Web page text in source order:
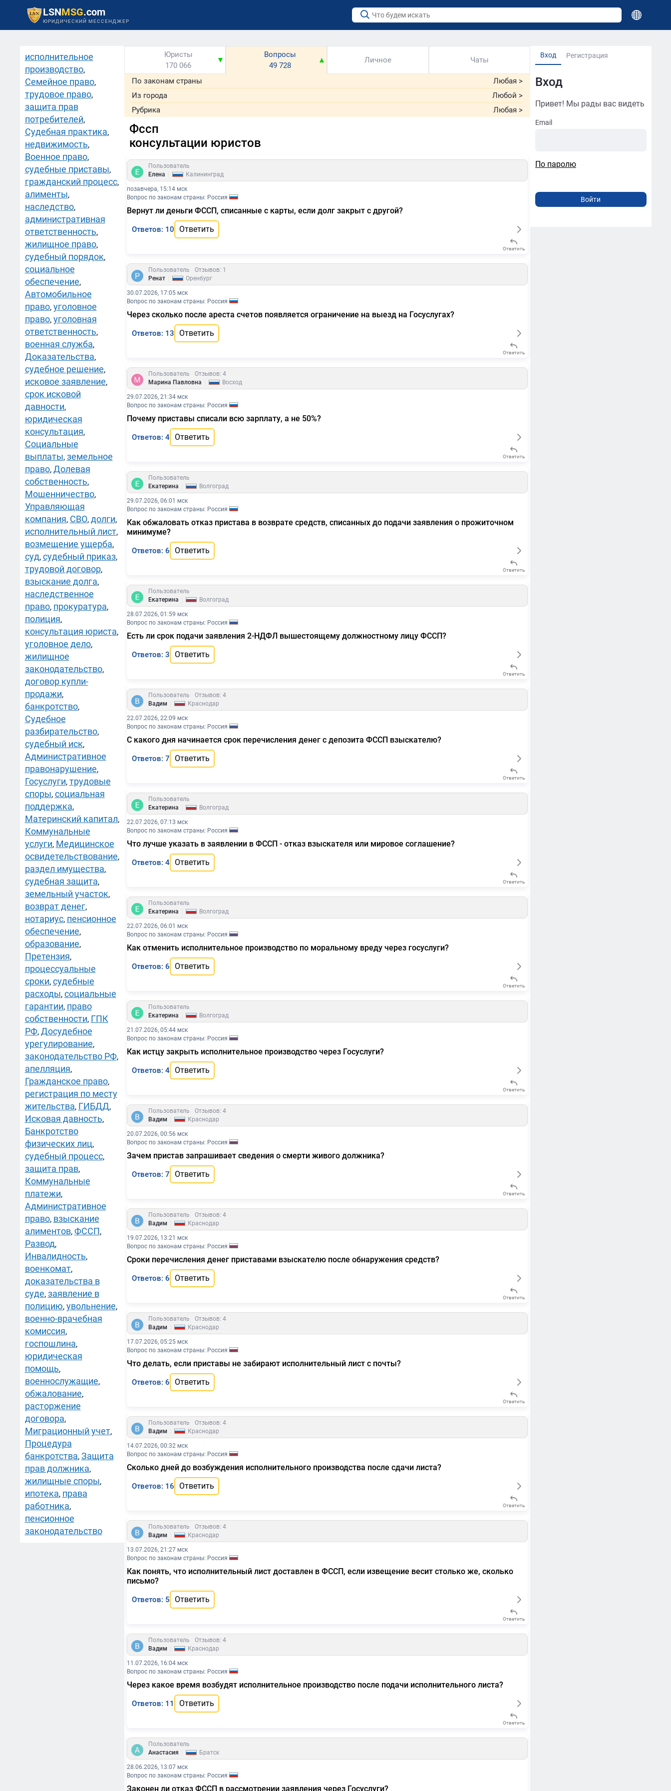
LSNMSG.com
ЮРИДИЧЕСКИЙ МЕССЕНДЖЕР
Вход Регистрация
Вход
Привет! Мы рады вас видеть
Email
По паролю
Юристы
170 066
▼
Вопросы
49 728
▲ Личное Чаты
По законам страны Любая >
Из города
Любой >
Рубрика
Любая >
Фссп
консультации юристов
Пользователь
Елена
Калининград
позавчера, 15:14 мск
Вопрос по законам страны: Россия
Вернут ли деньги ФССП, списанные с карты, если долг закрыт с другой?
Ответов: 10 Ответить
Ответить
Пользователь
Отзывов: 1
Ренат
Оренбург
30.07.2026, 17:05 мск
Вопрос по законам страны: Россия
Через сколько после ареста счетов появляется ограничение на выезд на Госуслугах?
Ответов: 13 Ответить
Ответить
Пользователь
Отзывов: 4
Марина Павловна
Восход
29.07.2026, 21:34 мск
Вопрос по законам страны: Россия
Почему приставы списали всю зарплату, а не 50%?
Ответов: 4 Ответить
Ответить
Пользователь
Екатерина
Волгоград
29.07.2026, 06:01 мск
Вопрос по законам страны: Россия
Как обжаловать отказ пристава в возврате средств, списанных до подачи заявления о прожиточном
минимуме?
Ответов: 6 Ответить
Ответить
Пользователь
Екатерина
Волгоград
28.07.2026, 01:59 мск
Вопрос по законам страны: Россия
Есть ли срок подачи заявления 2-НДФЛ вышестоящему должностному лицу ФССП?
Ответов: 3 Ответить
Ответить
Пользователь
Отзывов: 4
Вадим
Краснодар
22.07.2026, 22:09 мск
Вопрос по законам страны: Россия
С какого дня начинается срок перечисления денег с депозита ФССП взыскателю?
Ответов: 7 Ответить
Ответить
Пользователь
Екатерина
Волгоград
22.07.2026, 07:13 мск
Вопрос по законам страны: Россия
Что лучше указать в заявлении в ФССП - отказ взыскателя или мировое соглашение?
Ответов: 4 Ответить
Ответить
Пользователь
Екатерина
Волгоград
22.07.2026, 06:01 мск
Вопрос по законам страны: Россия
Как отменить исполнительное производство по моральному вреду через госуслуги?
Ответов: 6 Ответить
Ответить
Пользователь
Екатерина
Волгоград
21.07.2026, 05:44 мск
Вопрос по законам страны: Россия
Как истцу закрыть исполнительное производство через Госуслуги?
Ответов: 4 Ответить
Ответить
Пользователь
Отзывов: 4
Вадим
Краснодар
20.07.2026, 00:56 мск
Вопрос по законам страны: Россия
Зачем пристав запрашивает сведения о смерти живого должника?
Ответов: 7 Ответить
Ответить
Пользователь
Отзывов: 4
Вадим
Краснодар
19.07.2026, 13:21 мск
Вопрос по законам страны: Россия
Сроки перечисления денег приставами взыскателю после обнаружения средств?
Ответов: 6 Ответить
Ответить
Пользователь
Отзывов: 4
Вадим
Краснодар
17.07.2026, 05:25 мск
Вопрос по законам страны: Россия
Что делать, если приставы не забирают исполнительный лист с почты?
Ответов: 6 Ответить
Ответить
Пользователь
Отзывов: 4
Вадим
Краснодар
14.07.2026, 00:32 мск
Вопрос по законам страны: Россия
Сколько дней до возбуждения исполнительного производства после сдачи листа?
Ответов: 16 Ответить
Ответить
Пользователь
Отзывов: 4
Вадим
Краснодар
13.07.2026, 21:27 мск
Вопрос по законам страны: Россия
Как понять, что исполнительный лист доставлен в ФССП, если извещение весит столько же, сколько
письмо?
Ответов: 5 Ответить
Ответить
Пользователь
Отзывов: 4
Вадим
Краснодар
11.07.2026, 16:04 мск
Вопрос по законам страны: Россия
Через какое время возбудят исполнительное производство после подачи исполнительного листа?
Ответов: 11 Ответить
Ответить
Пользователь
Анастасия
Братск
28.06.2026, 13:07 мск
Вопрос по законам страны: Россия
Законен ли отказ ФССП в рассмотрении заявления через Госуслуги?
исполнительное
производство,
Семейное право,
трудовое право,
защита прав
потребителей,
Судебная практика,
недвижимость,
Военное право,
судебные приставы,
гражданский процесс,
алименты,
наследство,
административная
ответственность,
жилищное право,
судебный порядок,
социальное
обеспечение,
Автомобильное
право, уголовное
право, уголовная
ответственность,
военная служба,
Доказательства,
судебное решение,
исковое заявление,
срок исковой
давности,
юридическая
консультация,
Социальные
выплаты, земельное
право, Долевая
собственность,
Мошенничество,
Управляющая
компания, СВО, долги,
исполнительный лист,
возмещение ущерба,
суд, судебный приказ,
трудовой договор,
взыскание долга,
наследственное
право, прокуратура,
полиция,
консультация юриста,
уголовное дело,
жилищное
законодательство,
договор купли-
продажи,
банкротство,
Судебное
разбирательство,
судебный иск,
Административное
правонарушение,
Госуслуги, трудовые
споры, социальная
поддержка,
Материнский капитал,
Коммунальные
услуги, Медицинское
освидетельствование,
раздел имущества,
судебная защита,
земельный участок,
возврат денег,
нотариус, пенсионное
обеспечение,
образование,
Претензия,
процессуальные
сроки, судебные
расходы, социальные
гарантии, право
собственности, ГПК
РФ, Досудебное
урегулирование,
законодательство РФ,
апелляция,
Гражданское право,
регистрация по месту
жительства, ГИБДД,
Исковая давность,
Банкротство
физических лиц,
судебный процесс,
защита прав,
Коммунальные
платежи,
Административное
право, взыскание
алиментов, ФССП,
Развод,
Инвалидность,
военкомат,
доказательства в
суде, заявление в
полицию, увольнение,
военно-врачебная
комиссия,
госпошлина,
юридическая
помощь,
военнослужащие,
обжалование,
расторжение
договора,
Миграционный учет,
Процедура
банкротства, Защита
прав должника,
жилищные споры,
ипотека, права
работника,
пенсионное
законодательство